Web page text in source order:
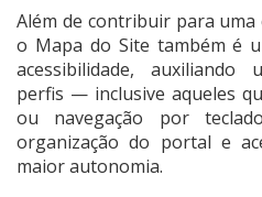
Além de contribuir para
o Mapa do Site também é
acessibilidade, auxiliando
perfis — inclusive aqueles
ou navegação por
organização do portal e
maior autonomia.